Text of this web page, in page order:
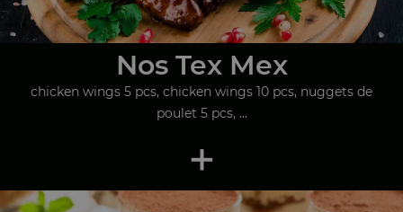
Nos Tex Mex
chicken wings 5 pcs, chicken wings 10 pcs, nuggets de
poulet 5 pcs, ...
+